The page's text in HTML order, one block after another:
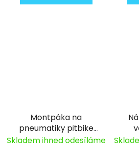
Montpáka na
pneumatiky pitbike
YCF
Skladem ihned odesíláme